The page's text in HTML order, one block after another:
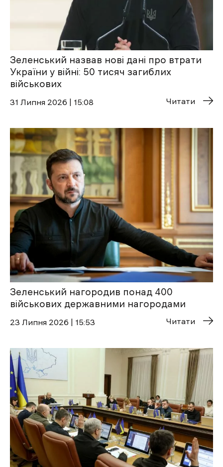
Зеленський назвав нові дані про втрати
України у війні: 50 тисяч загиблих
військових
31 Липня 2026 | 15:08 Читати
Зеленський нагородив понад 400
військових державними нагородами
23 Липня 2026 | 15:53 Читати